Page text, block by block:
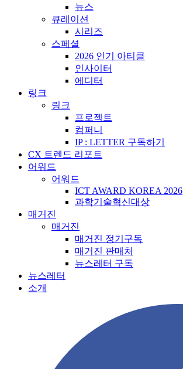
뉴스
큐레이션
시리즈
스페셜
2026 인기 아티클
인사이터
에디터
링크
링크
프로젝트
컴퍼니
IP : LETTER 구독하기
CX 트렌드 리포트
어워드
어워드
ICT AWARD KOREA 2026
과학기술혁신대상
매거진
매거진
매거진 정기구독
매거진 판매처
뉴스레터 구독
뉴스레터
소개